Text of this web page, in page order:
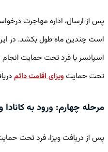
پس از ارسال، اداره مهاجرت
است چندین ماه طول بکشد. در
اسپانسر یا فرد تحت حمایت
تحت حمایتویزای اقامت دائم
مرحله چهارم: ورود به
پس از دریافت ویزا، فرد تحت